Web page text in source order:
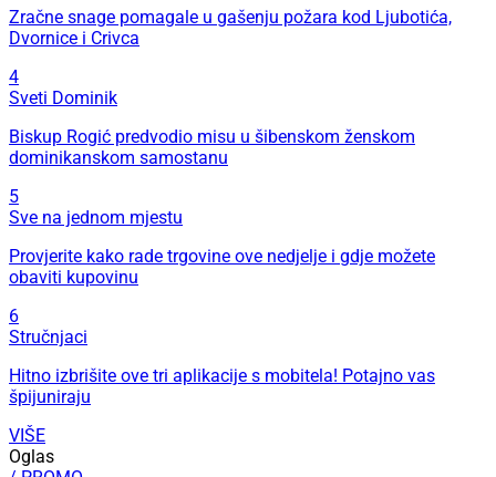
Zračne snage pomagale u gašenju požara kod Ljubotića,
Dvornice i Crivca
4
Sveti Dominik
Biskup Rogić predvodio misu u šibenskom ženskom
dominikanskom samostanu
5
Sve na jednom mjestu
Provjerite kako rade trgovine ove nedjelje i gdje možete
obaviti kupovinu
6
Stručnjaci
Hitno izbrišite ove tri aplikacije s mobitela! Potajno vas
špijuniraju
VIŠE
Oglas